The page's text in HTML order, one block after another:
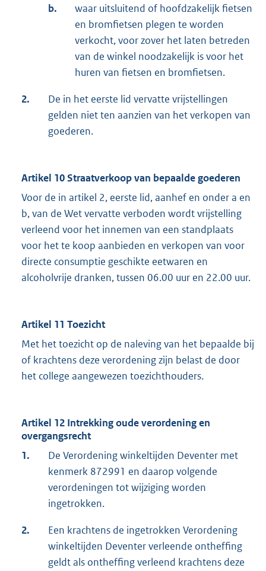
b.
waar uitsluitend of hoofdzakelijk fietsen
en bromfietsen plegen te worden
verkocht, voor zover het laten betreden
van de winkel noodzakelijk is voor het
huren van fietsen en bromfietsen.
2.
De in het eerste lid vervatte vrijstellingen
gelden niet ten aanzien van het verkopen van
goederen.
Artikel 10 Straatverkoop van bepaalde goederen
Voor de in artikel 2, eerste lid, aanhef en onder a en
b, van de Wet vervatte verboden wordt vrijstelling
verleend voor het innemen van een standplaats
voor het te koop aanbieden en verkopen van voor
directe consumptie geschikte eetwaren en
alcoholvrije dranken, tussen 06.00 uur en 22.00 uur.
Artikel 11 Toezicht
Met het toezicht op de naleving van het bepaalde bij
of krachtens deze verordening zijn belast de door
het college aangewezen toezichthouders.
Artikel 12 Intrekking oude verordening en
overgangsrecht
1.
De Verordening winkeltijden Deventer met
kenmerk 872991 en daarop volgende
verordeningen tot wijziging worden
ingetrokken.
2.
Een krachtens de ingetrokken Verordening
winkeltijden Deventer verleende ontheffing
geldt als ontheffing verleend krachtens deze